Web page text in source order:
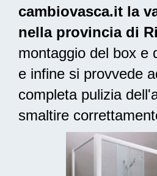
cambiovasca.it la
nella provincia di
montaggio del box e
e infine si provvede
completa pulizia
smaltire